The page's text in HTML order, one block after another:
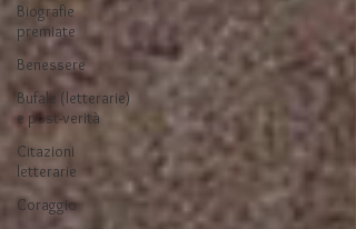
Biografie
premiate
Benessere
Bufale (letterarie)
e post-verità
Citazioni
letterarie
Coraggio